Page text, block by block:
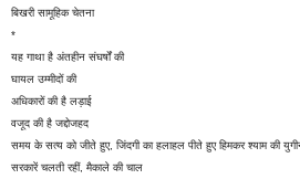
बिखरी सामूहिक चेतना
*
यह गाथा है अंतहीन संघर्षों की
घायल उम्मीदों की
अधिकारों की है लड़ाई
वजूद की है जद्दोजहद
समय के सत्य को जीते हुए, जिंदगी का हलाहल पीते हुए हिमकर श्याम की युगीन
सरकारें चलती रहीं, मैकाले की चाल